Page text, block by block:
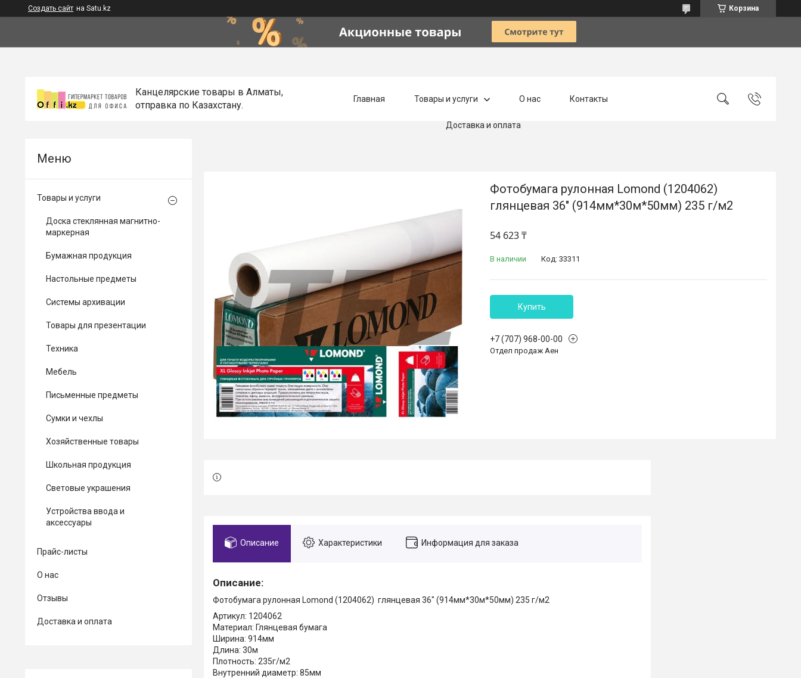
Создать сайт на Satu.kz Корзина
Канцелярские товары в Алматы,
отправка по Казахстану.
Главная Товары и услуги О нас Контакты
Доставка и оплата
Фотобумага рулонная Lomond (1204062)
глянцевая 36" (914мм*30м*50мм) 235 г/м2
54 623 ₸
В наличии Код: 33311
Купить
+7 (707) 968-00-00
Отдел продаж Аен
Описание Характеристики Информация для заказа
Описание:
Фотобумага рулонная Lomond (1204062) глянцевая 36" (914мм*30м*50мм) 235 г/м2
Артикул: 1204062
Материал: Глянцевая бумага
Ширина: 914мм
Длина: 30м
Плотность: 235г/м2
Внутренний диаметр: 85мм
Товары и услуги
Доска стеклянная магнитно-
маркерная
Бумажная продукция
Настольные предметы
Системы архивации
Товары для презентации
Техника
Мебель
Письменные предметы
Сумки и чехлы
Хозяйственные товары
Школьная продукция
Световые украшения
Устройства ввода и
аксессуары
Прайс-листы
О нас
Отзывы
Доставка и оплата